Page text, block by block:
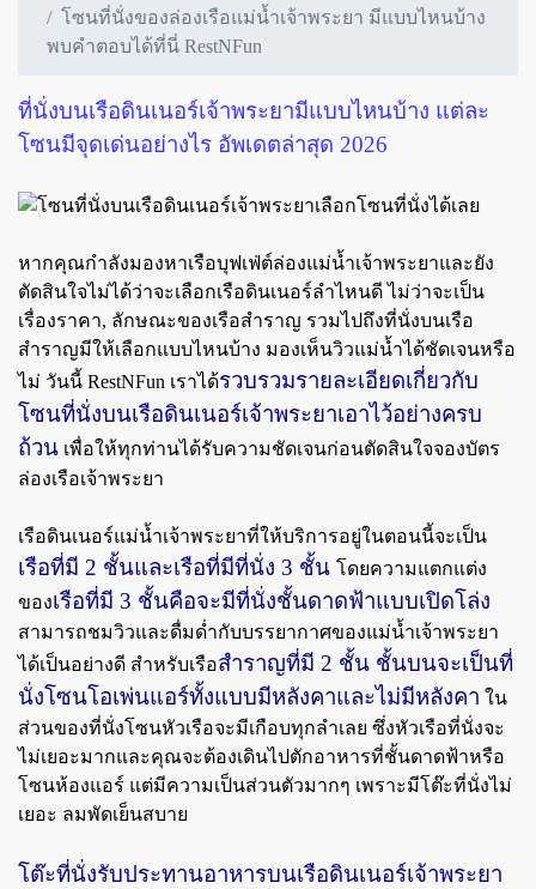
โซนที่นั่งของล่องเรือแม่น้ำเจ้าพระยา มีแบบไหนบ้าง
พบคำตอบได้ที่นี่ RestNFun
ที่นั่งบนเรือดินเนอร์เจ้าพระยามีแบบไหนบ้าง แต่ละ
โซนมีจุดเด่นอย่างไร อัพเดตล่าสุด 2026
หากคุณกำลังมองหาเรือบุฟเฟ่ต์ล่องแม่น้ำเจ้าพระยาและยัง
ตัดสินใจไม่ได้ว่าจะเลือกเรือดินเนอร์ลำไหนดี ไม่ว่าจะเป็น
เรื่องราคา, ลักษณะของเรือสำราญ รวมไปถึงที่นั่งบนเรือ
สำราญมีให้เลือกแบบไหนบ้าง มองเห็นวิวแม่น้ำได้ชัดเจนหรือ
ไม่ วันนี้ RestNFun เราได้รวบรวมรายละเอียดเกี่ยวกับ
โซนที่นั่งบนเรือดินเนอร์เจ้าพระยาเอาไว้อย่างครบ
ถ้วน เพื่อให้ทุกท่านได้รับความชัดเจนก่อนตัดสินใจจองบัตร
ล่องเรือเจ้าพระยา
เรือดินเนอร์แม่น้ำเจ้าพระยาที่ให้บริการอยู่ในตอนนี้จะเป็น
เรือที่มี 2 ชั้นและเรือที่มีที่นั่ง 3 ชั้น โดยความแตกแต่ง
ของเรือที่มี 3 ชั้นคือจะมีที่นั่งชั้นดาดฟ้าแบบเปิดโล่ง
สามารถชมวิวและดื่มด่ำกับบรรยากาศของแม่น้ำเจ้าพระยา
ได้เป็นอย่างดี สำหรับเรือสำราญที่มี 2 ชั้น ชั้นบนจะเป็นที่
นั่งโซนโอเพ่นแอร์ทั้งแบบมีหลังคาและไม่มีหลังคา ใน
ส่วนของที่นั่งโซนหัวเรือจะมีเกือบทุกลำเลย ซึ่งหัวเรือที่นั่งจะ
ไม่เยอะมากและคุณจะต้องเดินไปตักอาหารที่ชั้นดาดฟ้าหรือ
โซนห้องแอร์ แต่มีความเป็นส่วนตัวมากๆ เพราะมีโต๊ะที่นั่งไม่
เยอะ ลมพัดเย็นสบาย
โต๊ะที่นั่งรับประทานอาหารบนเรือดินเนอร์เจ้าพระยา